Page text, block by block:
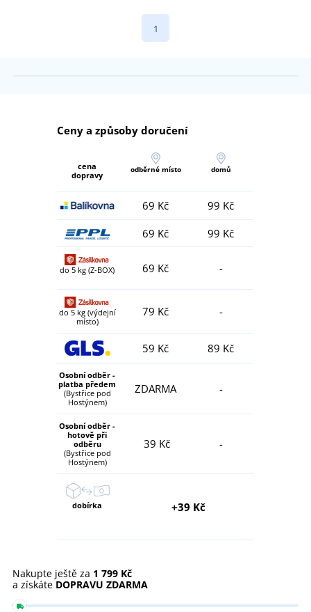
1
Ceny a způsoby doručení
cena
dopravy
odběrné místo domů
69 Kč
99 Kč
69 Kč
99 Kč
do 5 kg (Z-BOX) 69 Kč -
do 5 kg (výdejní
místo)
79 Kč -
59 Kč 89 Kč
Osobní odběr -
platba předem
(Bystřice pod
Hostýnem)
ZDARMA -
Osobní odběr -
hotově při
odběru
(Bystřice pod
Hostýnem)
39 Kč -
dobírka +39 Kč
Nakupte ještě za 1 799 Kč
a získáte DOPRAVU ZDARMA